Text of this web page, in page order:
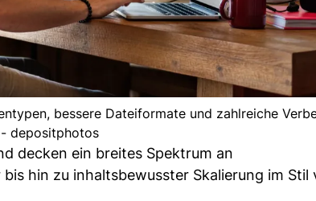
bessere Dateiformate und zahlreiche
depositphotos
decken ein breites Spektrum an
hin zu inhaltsbewusster Skalierung im Stil